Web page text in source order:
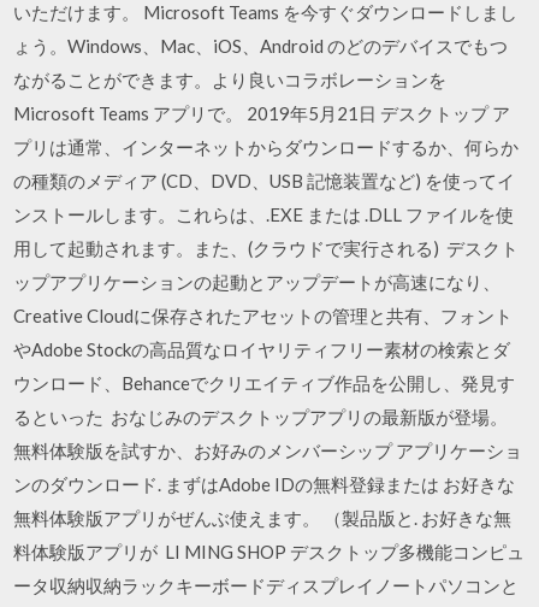
いただけます。 Microsoft Teams を今すぐダウンロードしまし
ょう。Windows、Mac、iOS、Android のどのデバイスでもつ
ながることができます。より良いコラボレーションを
Microsoft Teams アプリで。 2019年5月21日 デスクトップ ア
プリは通常、インターネットからダウンロードするか、何らか
の種類のメディア (CD、DVD、USB 記憶装置など) を使ってイ
ンストールします。これらは、.EXE または .DLL ファイルを使
用して起動されます。また、(クラウドで実行される) デスクト
ップアプリケーションの起動とアップデートが高速になり、
Creative Cloudに保存されたアセットの管理と共有、フォント
やAdobe Stockの高品質なロイヤリティフリー素材の検索とダ
ウンロード、Behanceでクリエイティブ作品を公開し、発見す
るといった おなじみのデスクトップアプリの最新版が登場。
無料体験版を試すか、お好みのメンバーシップ アプリケーショ
ンのダウンロード. まずはAdobe IDの無料登録または お好きな
無料体験版アプリがぜんぶ使えます。 （製品版と. お好きな無
料体験版アプリが LI MING SHOP デスクトップ多機能コンピュ
ータ収納収納ラックキーボードディスプレイノートパソコンと